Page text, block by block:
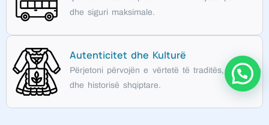
dhe siguri maksimale.
Autenticitet dhe Kulturë
Përjetoni përvojën e vërtetë të traditës, kuzhinës
dhe historisë shqiptare.